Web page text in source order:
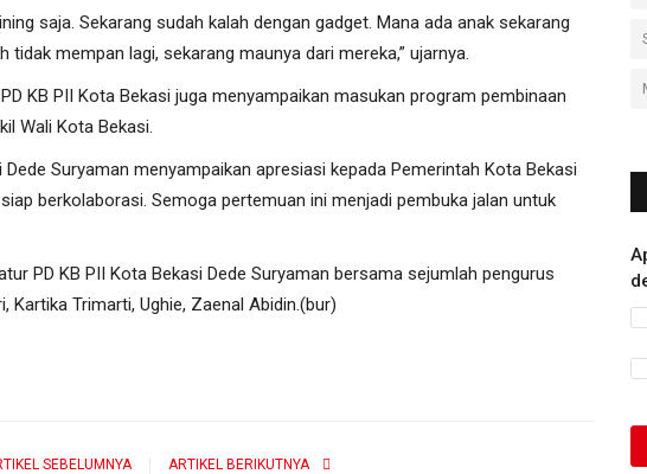
saja. Sekarang sudah kalah dengan gadget. Mana ada anak sekarang
tidak mempan lagi, sekarang maunya dari mereka,” ujarnya.
KB PII Kota Bekasi juga menyampaikan masukan program pembinaan
Wali Kota Bekasi.
Suryaman menyampaikan apresiasi kepada Pemerintah Kota Bekasi
berkolaborasi. Semoga pertemuan ini menjadi pembuka jalan untuk
PD KB PII Kota Bekasi Dede Suryaman bersama sejumlah pengurus
Trimarti, Ughie, Zaenal Abidin.(bur)
SEBELUMNYA ARTIKEL BERIKUTNYA